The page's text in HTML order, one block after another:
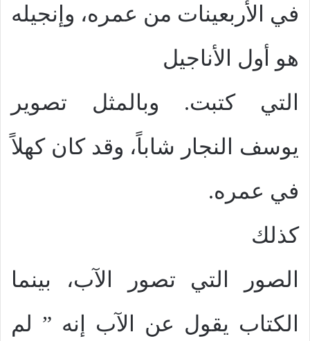
في الأربعينات من عمره، وإنجيله
هو أول الأناجيل
التي كتبت. وبالمثل تصوير
يوسف النجار شاباً، وقد كان كهلاً
في عمره.
كذلك
الصور التي تصور الآب، بينما
الكتاب يقول عن الآب إنه ” لم